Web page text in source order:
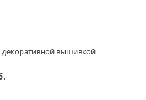
декоративной вышивкой